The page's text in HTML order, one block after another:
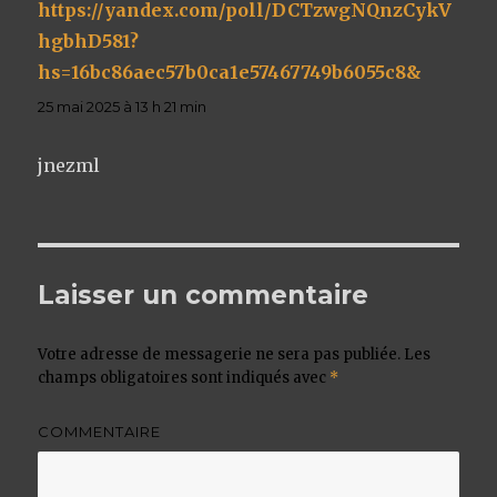
https://yandex.com/poll/DCTzwgNQnzCykV
hgbhD581?
hs=16bc86aec57b0ca1e57467749b6055c8&
25 mai 2025 à 13 h 21 min
jnezml
Laisser un commentaire
Votre adresse de messagerie ne sera pas publiée. Les
champs obligatoires sont indiqués avec *
COMMENTAIRE